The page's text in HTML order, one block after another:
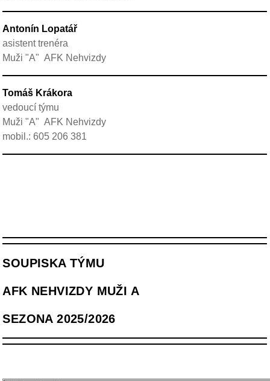
Antonín Lopatář
asistent trenéra
Muži "A"AFK Nehvizdy
Tomáš Krákora
vedoucí týmu
Muži "A"AFK Nehvizdy
mobil.: 605 206 381
SOUPISKA TÝMU
AFK NEHVIZDY MUŽI A
SEZONA 2025/2026